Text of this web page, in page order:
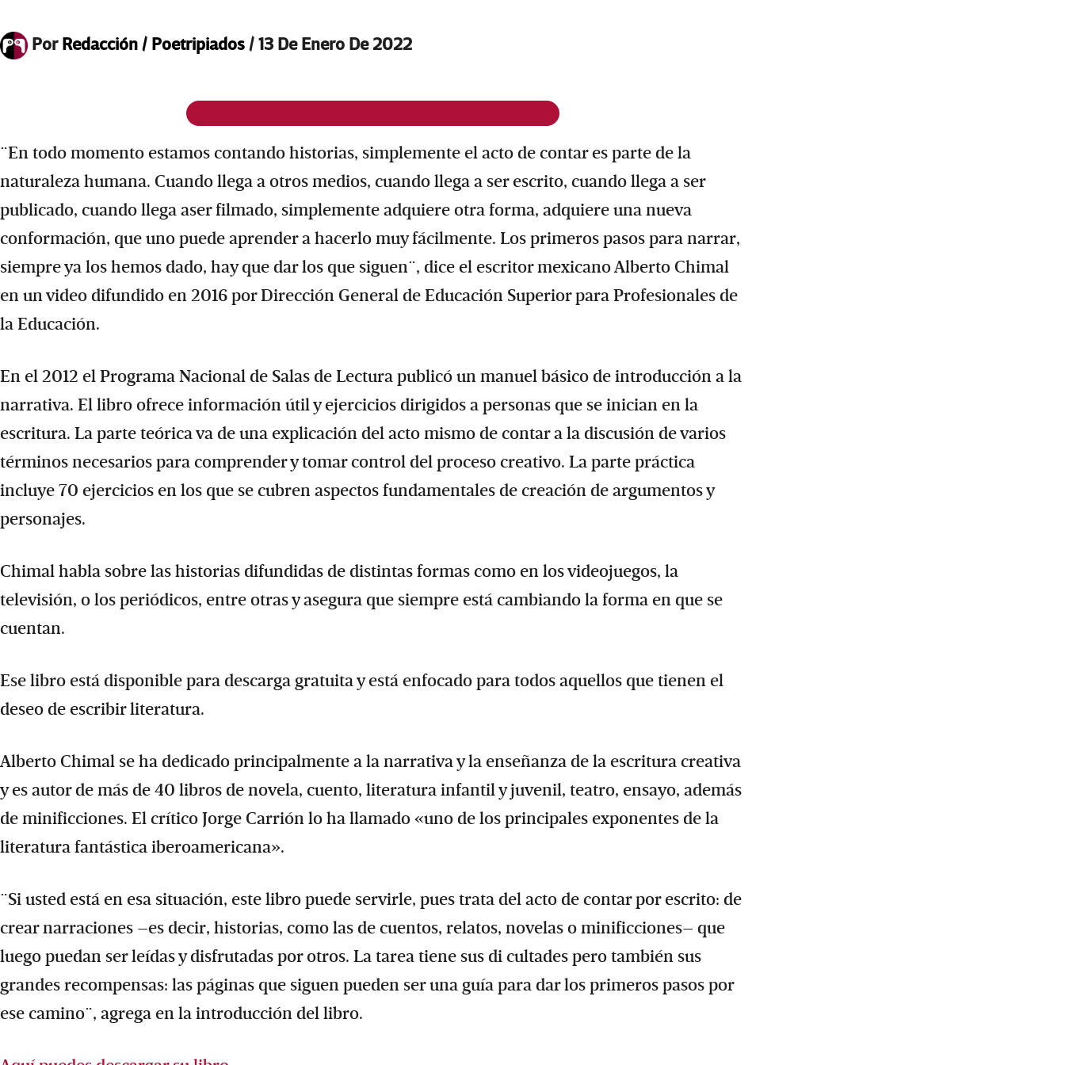
PorRedacción / Poetripiados/13 De Enero De 2022
¨En todo momento estamos contando historias, simplemente el acto de contar es parte de la
naturaleza humana. Cuando llega a otros medios, cuando llega a ser escrito, cuando llega a ser
publicado, cuando llega aser filmado, simplemente adquiere otra forma, adquiere una nueva
conformación, que uno puede aprender a hacerlo muy fácilmente. Los primeros pasos para narrar,
siempre ya los hemos dado, hay que dar los que siguen¨, dice el escritor mexicano Alberto Chimal
en un video difundido en 2016 por Dirección General de Educación Superior para Profesionales de
la Educación.
En el 2012 el Programa Nacional de Salas de Lectura publicó un manuel básico de introducción a la
narrativa. El libro ofrece información útil y ejercicios dirigidos a personas que se inician en la
escritura. La parte teórica va de una explicación del acto mismo de contar a la discusión de varios
términos necesarios para comprender y tomar control del proceso creativo. La parte práctica
incluye 70 ejercicios en los que se cubren aspectos fundamentales de creación de argumentos y
personajes.
Chimal habla sobre las historias difundidas de distintas formas como en los videojuegos, la
televisión, o los periódicos, entre otras y asegura que siempre está cambiando la forma en que se
cuentan.
Ese libro está disponible para descarga gratuita y está enfocado para todos aquellos que tienen el
deseo de escribir literatura.
Alberto Chimal se ha dedicado principalmente a la narrativa y la enseñanza de la escritura creativa
y es autor de más de 40 libros de novela, cuento, literatura infantil y juvenil, teatro, ensayo, además
de minificciones. El crítico Jorge Carrión lo ha llamado «uno de los principales exponentes de la
literatura fantástica iberoamericana».
¨Si usted está en esa situación, este libro puede servirle, pues trata del acto de contar por escrito: de
crear narraciones –es decir, historias, como las de cuentos, relatos, novelas o minificciones– que
luego puedan ser leídas y disfrutadas por otros. La tarea tiene sus di cultades pero también sus
grandes recompensas: las páginas que siguen pueden ser una guía para dar los primeros pasos por
ese camino¨, agrega en la introducción del libro.